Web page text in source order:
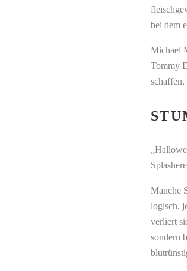
bei dem
Michael
Tommy
Manche
logisch,
verliert
sondern